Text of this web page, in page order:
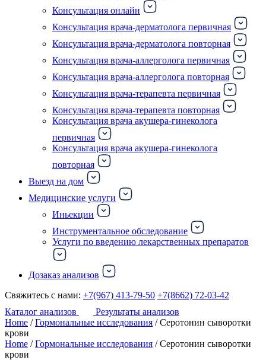
Консультация онлайн
Консультация врача-дерматолога первичная
Консультация врача-дерматолога повторная
Консультация врача-аллерголога первичная
Консультация врача-аллерголога повторная
Консультация врача-терапевта первичная
Консультация врача-терапевта повторная
Консультация врача акушера-гинеколога
первичная
Консультация врача акушера-гинеколога
повторная
Выезд на дом
Медицинские услуги
Иньекции
Инструментальное обследование
Услуги по введению лекарственных препаратов
Дозаказ анализов
Свяжитесь с нами: +7(967) 413-79-50 +7(8662) 72-03-42
Каталог анализов
Результаты анализов
Home /Гормональные исследования / Серотонин сыворотки
крови
Home /Гормональные исследования / Серотонин сыворотки
крови